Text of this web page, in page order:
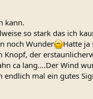
kann.
so stark das ich
noch Wunder
Hatte ja
der
ca lang....Der Wind
endlich mal ein gutes